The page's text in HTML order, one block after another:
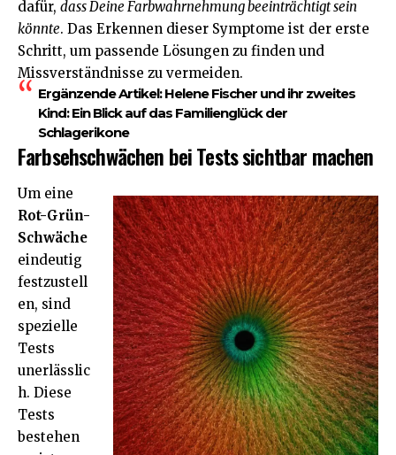
dafür, dass Deine Farbwahrnehmung beeinträchtigt sein
könnte. Das Erkennen dieser Symptome ist der erste
Schritt, um passende Lösungen zu finden und
Missverständnisse zu vermeiden.
Ergänzende Artikel:Helene Fischer und ihr zweites
Kind: Ein Blick auf das Familienglück der
Schlagerikone
Farbsehschwächen bei Tests sichtbar machen
Um eine
Rot-Grün-
Schwäche
eindeutig
festzustell
en, sind
spezielle
Tests
unerlässlic
h. Diese
Tests
bestehen